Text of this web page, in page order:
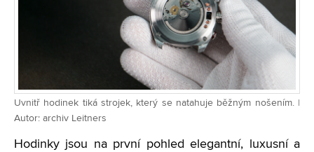
Uvnitř hodinek tiká strojek, který se natahuje běžným nošením. |
Autor: archiv Leitners
Hodinky jsou na první pohled elegantní, luxusní a